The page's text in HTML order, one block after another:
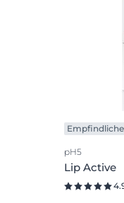
pH5
Lip Active